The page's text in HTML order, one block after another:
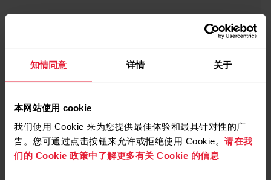
知情同意 详情 关于
本网站使用 cookie
我们使用 Cookie 来为您提供最佳体验和最具针对性的广
告。您可通过点击按钮来允许或拒绝使用 Cookie。 请在我
们的 Cookie 政策中了解更多有关 Cookie 的信息